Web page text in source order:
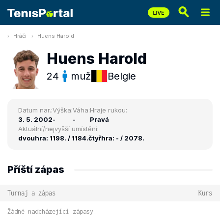
Hráči Huens Harold
Huens Harold
24 muž Belgie
Datum nar.:
3. 5. 2002
Výška:
-
Váha:
-
Hraje rukou:
Pravá
Aktuální/nejvyšší umístění:
dvouhra: 1198. / 1184.čtyřhra: - / 2078.
Příští zápas
Turnaj a zápas Kurs
Žádné nadcházející zápasy.